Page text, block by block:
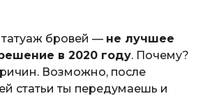
бровей — не лучшее
в 2020 году. Почему?
Возможно, после
статьи ты передумаешь и